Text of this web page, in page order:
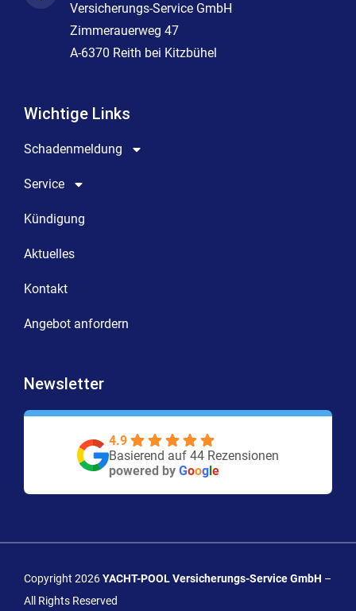
Versicherungs-Service GmbH
Zimmerauerweg 47
A-6370 Reith bei Kitzbühel
Wichtige Links
Schadenmeldung
Service
Kündigung
Aktuelles
Kontakt
Angebot anfordern
Newsletter
4.9
Basierend auf 44 Rezensionen
powered by Google
Copyright 2026YACHT-POOL Versicherungs-Service GmbH –
All Rights Reserved